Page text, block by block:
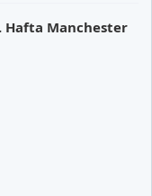
Hafta Manchester